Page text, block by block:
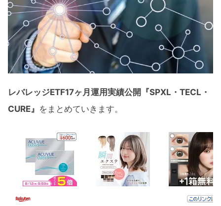
レバレッジETF17ヶ月運用実績公開『SPXL・TECL・
CURE』 をまとめていきます。